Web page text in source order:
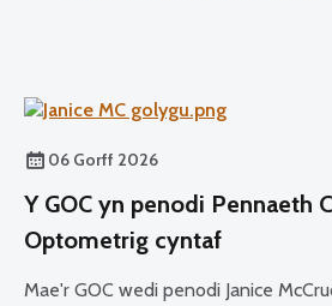
06 Gorff 2026
Y GOC yn penodi Pennaeth
Optometrig cyntaf
Mae'r GOC wedi penodi Janice